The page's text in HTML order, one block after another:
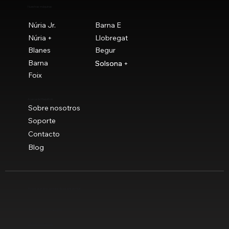
Núria Jr.
Barna E
Núria +
Llobregat
Blanes
Begur
Barna
Solsona
Foix
Solsona +
Sobre nosotros
Soporte
Contacto
Blog